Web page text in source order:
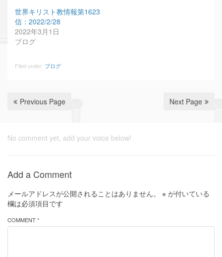
世界キリスト教情報第1623
信：2022/2/28
2022年3月1日
ブログ
Filed under: ブログ
Previous Page Next Page
No comment yet, add your voice below!
Add a Comment
メールアドレスが公開されることはありません。 ※ が付いている
欄は必須項目です
COMMENT *